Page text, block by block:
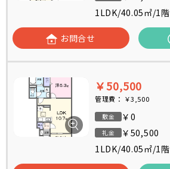
1LDK/40.05㎡/1階
お問合せ
￥50,500
管理費： ￥3,500
敷金 ￥0
礼金
￥50,500
1LDK/40.05㎡/1階